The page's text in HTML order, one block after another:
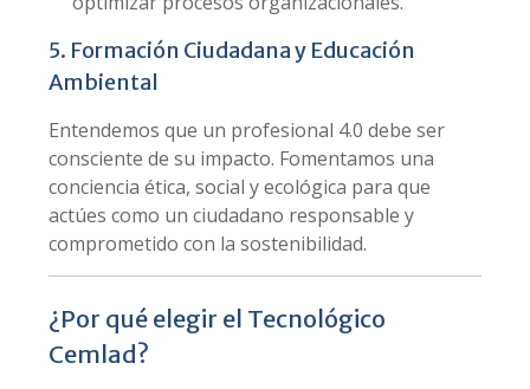
5. Formación Ciudadana y Educación
Ambiental
Entendemos que un profesional 4.0 debe ser
consciente de su impacto. Fomentamos una
conciencia ética, social y ecológica para que
actúes como un ciudadano responsable y
comprometido con la sostenibilidad.
¿Por qué elegir el Tecnológico
Cemlad?